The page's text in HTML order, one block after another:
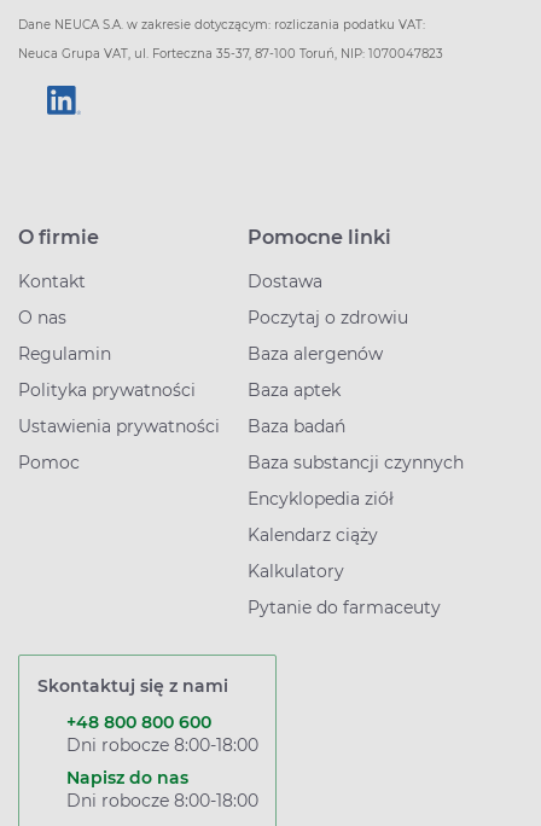
Dane NEUCA S.A. w zakresie dotyczącym: rozliczania podatku VAT:
Neuca Grupa VAT, ul. Forteczna 35-37, 87-100 Toruń, NIP: 1070047823
O firmie
Kontakt
O nas
Regulamin
Polityka prywatności
Ustawienia prywatności
Pomoc
Pomocne linki
Dostawa
Poczytaj o zdrowiu
Baza alergenów
Baza aptek
Baza badań
Baza substancji czynnych
Encyklopedia ziół
Kalendarz ciąży
Kalkulatory
Pytanie do farmaceuty
Skontaktuj się z nami
+48 800 800 600
Dni robocze 8:00-18:00
Napisz do nas
Dni robocze 8:00-18:00